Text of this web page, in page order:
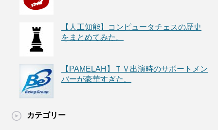
【人工知能】コンピュータチェスの歴史
をまとめてみた。
【PAMELAH】ＴＶ出演時のサポートメン
バーが豪華すぎた。
カテゴリー